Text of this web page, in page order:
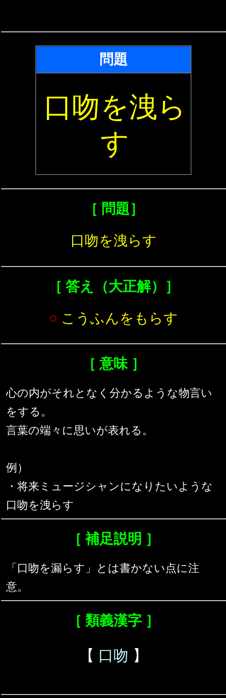
問題
口吻を洩ら
す
［ 問題］
口吻を洩らす
［ 答え（大正解）］
○ こうふんをもらす
［ 意味 ］
心の内がそれとなく分かるような物言い
をする。
言葉の端々に思いが表れる。
例）
・将来ミュージシャンになりたいような
口吻を洩らす
［ 補足説明 ］
「口吻を漏らす」とは書かない点に注
意。
［ 類義漢字 ］
【 口吻 】